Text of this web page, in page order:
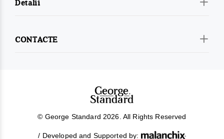
Detalii
CONTACTE
© George Standard 2026. All Rights Reserved
/ Developed and Supported by: